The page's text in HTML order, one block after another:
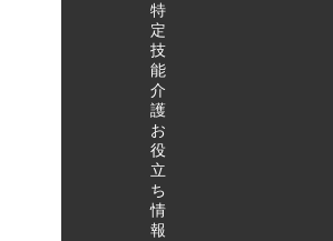
特
定
技
能
介
護
お
役
立
ち
情
報